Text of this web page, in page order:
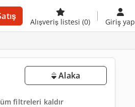
Alışveriş listesi (0) Giriş yap
Alaka
filtreleri kaldır